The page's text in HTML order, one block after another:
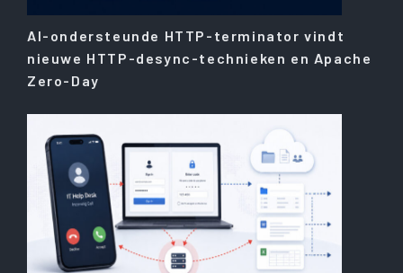
AI-ondersteunde HTTP-terminator vindt
nieuwe HTTP-desync-technieken en Apache
Zero-Day